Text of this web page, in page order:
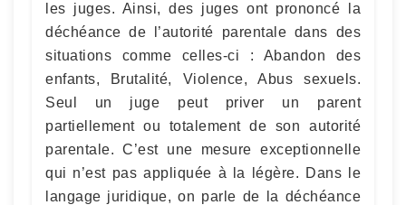
les juges. Ainsi, des juges ont prononcé la
déchéance de l’autorité parentale dans des
situations comme celles-ci : Abandon des
enfants, Brutalité, Violence, Abus sexuels.
Seul un juge peut priver un parent
partiellement ou totalement de son autorité
parentale. C’est une mesure exceptionnelle
qui n’est pas appliquée à la légère. Dans le
langage juridique, on parle de la déchéance